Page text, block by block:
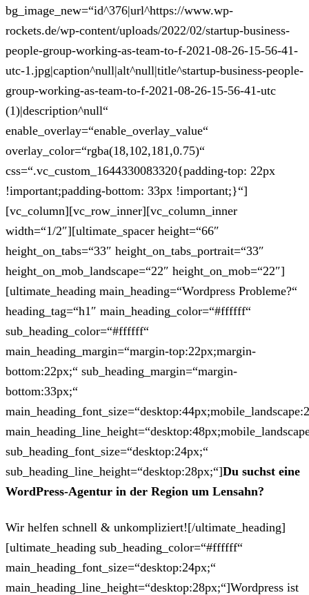
bg_image_new=“id^376|url^https://www.wp-
rockets.de/wp-content/uploads/2022/02/startup-business-
people-group-working-as-team-to-f-2021-08-26-15-56-41-
utc-1.jpg|caption^null|alt^null|title^startup-business-people-
group-working-as-team-to-f-2021-08-26-15-56-41-utc
(1)|description^null“
enable_overlay=“enable_overlay_value“
overlay_color=“rgba(18,102,181,0.75)“
css=“.vc_custom_1644330083320{padding-top: 22px
!important;padding-bottom: 33px !important;}“]
[vc_column][vc_row_inner][vc_column_inner
width=“1/2″][ultimate_spacer height=“66″
height_on_tabs=“33″ height_on_tabs_portrait=“33″
height_on_mob_landscape=“22″ height_on_mob=“22″]
[ultimate_heading main_heading=“Wordpress Probleme?“
heading_tag=“h1″ main_heading_color=“#ffffff“
sub_heading_color=“#ffffff“
main_heading_margin=“margin-top:22px;margin-
bottom:22px;“ sub_heading_margin=“margin-
bottom:33px;“
sub_heading_font_size=“desktop:24px;“
sub_heading_line_height=“desktop:28px;“]Du suchst eine
WordPress-Agentur in der Region um Lensahn?
Wir helfen schnell & unkompliziert![/ultimate_heading]
[ultimate_heading sub_heading_color=“#ffffff“
main_heading_font_size=“desktop:24px;“
main_heading_line_height=“desktop:28px;“]Wordpress ist